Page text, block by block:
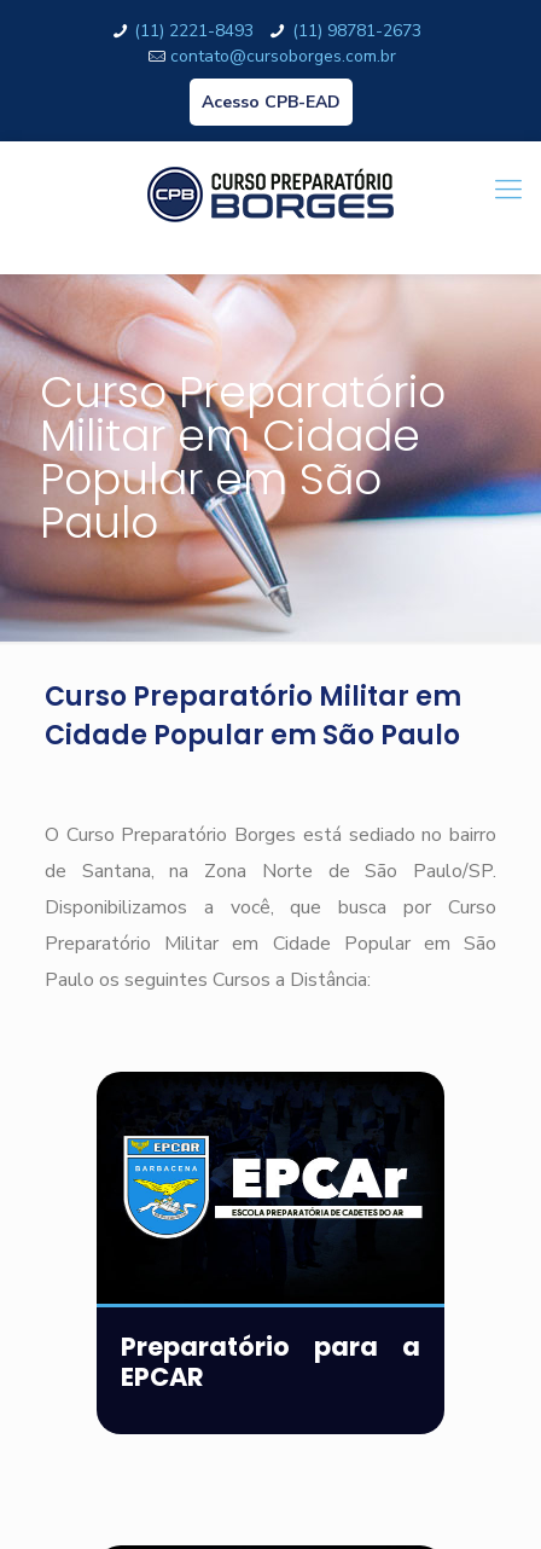
(11) 2221-8493
(11) 98781-2673
contato@cursoborges.com.br
Acesso CPB-EAD
Curso Preparatório
Militar em Cidade
Popular em São
Paulo
Curso Preparatório Militar em
Cidade Popular em São Paulo
O Curso Preparatório Borges está sediado no bairro
de Santana, na Zona Norte de São Paulo/SP.
Disponibilizamos a você, que busca por Curso
Preparatório Militar em Cidade Popular em São
Paulo os seguintes Cursos a Distância:
Preparatório para a
EPCAR